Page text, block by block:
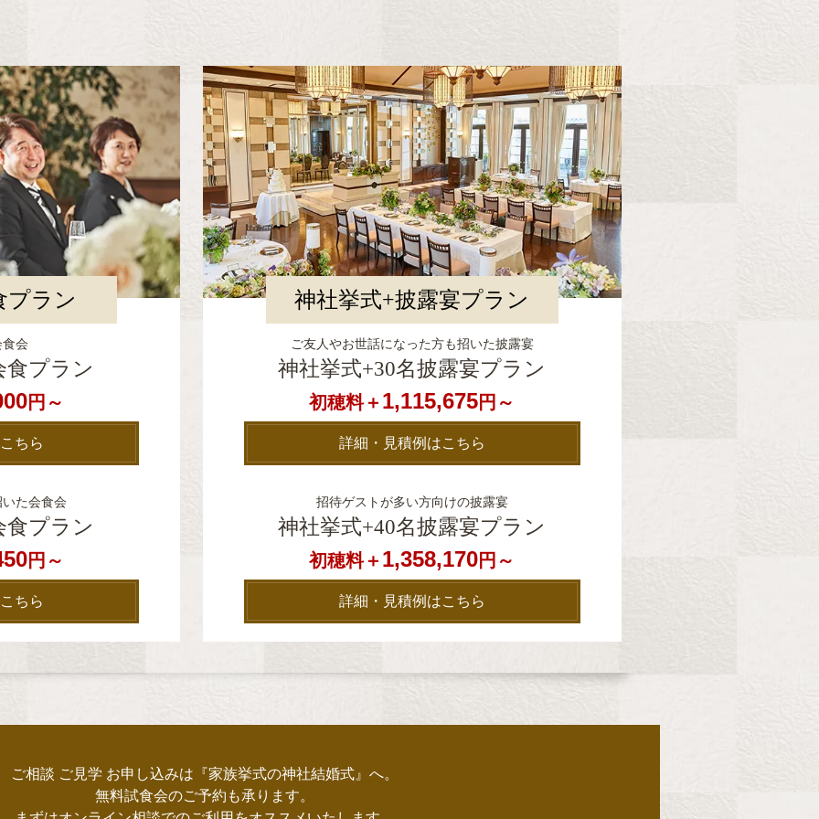
プラン
会
食プラン
円～
ちら
た会食会
食プラン
円～
ちら
神社挙式+披露宴プラン
ご友人やお世話になった方も招いた披露宴
神社挙式+30名披露宴プラン
初穂料＋ 1,115,675円～
詳細・見積例はこちら
招待ゲストが多い方向けの披露宴
神社挙式+40名披露宴プラン
初穂料＋ 1,358,170円～
詳細・見積例はこちら
ご相談 ご見学 お申し込みは『家族挙式の神社結婚式』へ。
無料試食会のご予約も承ります。